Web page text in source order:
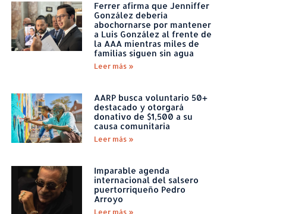
Ferrer afirma que Jenniffer
González debería
abochornarse por mantener
a Luis González al frente de
la AAA mientras miles de
familias siguen sin agua
Leer más »
AARP busca voluntario 50+
destacado y otorgará
donativo de $1,500 a su
causa comunitaria
Leer más »
Imparable agenda
internacional del salsero
puertorriqueño Pedro
Arroyo
Leer más »